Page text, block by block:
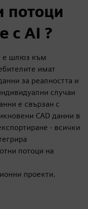
потоци
с AI ?
е шлюз към
имат
за реалността и
случаи
е свързан с
CAD данни в
- всички
потоци на
проекти.